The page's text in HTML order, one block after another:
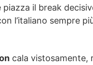
il break
l’italiano sempre
cala vistosamente,